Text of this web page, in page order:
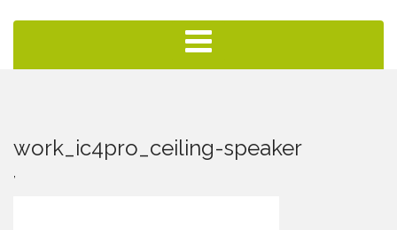
work_ic4pro_ceiling-speaker